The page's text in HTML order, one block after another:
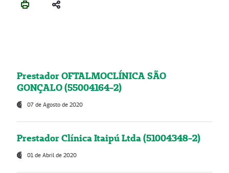
Prestador OFTALMOCLÍNICA SÃO
GONÇALO (55004164-2)
07 de Agosto de 2020
Prestador Clínica Itaipú Ltda (51004348-2)
01 de Abril de 2020